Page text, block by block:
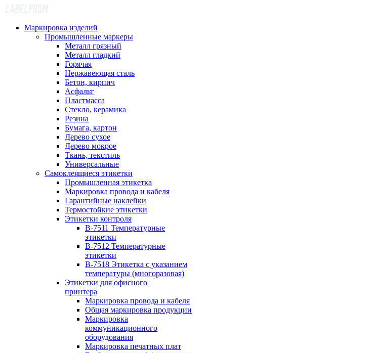
Маркировка изделий
Промышленные маркеры
Металл грязный
Металл гладкий
Горячая
Нержавеющая сталь
Бетон, кирпич
Асфальт
Пластмасса
Стекло, керамика
Резина
Бумага, картон
Дерево сухое
Дерево мокрое
Ткань, текстиль
Универсальные
Самоклеящиеся этикетки
Промышленная этикетка
Маркировка провода и кабеля
Гарантийные наклейки
Термостойкие этикетки
Этикетки контроля
B-7511 Температурные
этикетки
B-7512 Температурные
этикетки
B-7518 Этикетка с указанием
температуры (многоразовая)
Этикетки для офисного
принтера
Маркировка провода и кабеля
Общая маркировка продукции
Маркировка
коммуникационного
оборудования
Маркировка печатных плат